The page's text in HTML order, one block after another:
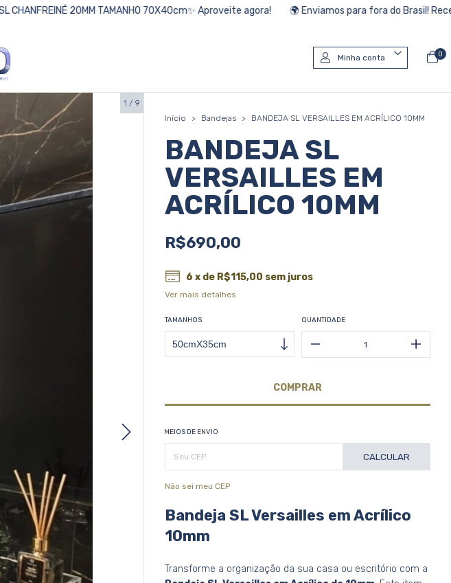
20MM TAMANHO 70X40cm✨ Aproveite agora! 🌍 Enviamos para fora do Brasil! Receba onde
Minha conta 0
1 / 9
Início
> Bandejas > BANDEJA SL VERSAILLES EM ACRÍLICO 10MM
BANDEJA SL
VERSAILLES EM
ACRÍLICO 10MM
R$690,00
6 x de R$115,00 sem juros
Ver mais detalhes
TAMANHOS QUANTIDADE
MEIOS DE ENVIO
CALCULAR
Não sei meu CEP
Bandeja SL Versailles em Acrílico
10mm
Transforme a organização da sua casa ou escritório com a